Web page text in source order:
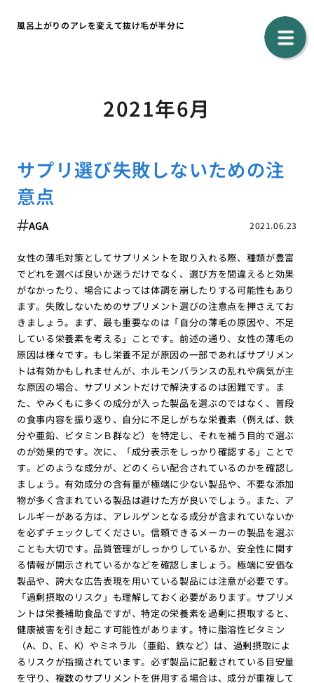
風呂上がりのアレを変えて抜け毛が半分に
2021年6月
サプリ選び失敗しないための注
意点
2021.06.23
AGA
女性の薄毛対策としてサプリメントを取り入れる際、種類が豊富
でどれを選べば良いか迷うだけでなく、選び方を間違えると効果
がなかったり、場合によっては体調を崩したりする可能性もあり
ます。失敗しないためのサプリメント選びの注意点を押さえてお
きましょう。まず、最も重要なのは「自分の薄毛の原因や、不足
している栄養素を考える」ことです。前述の通り、女性の薄毛の
原因は様々です。もし栄養不足が原因の一部であればサプリメン
トは有効かもしれませんが、ホルモンバランスの乱れや病気が主
な原因の場合、サプリメントだけで解決するのは困難です。ま
た、やみくもに多くの成分が入った製品を選ぶのではなく、普段
の食事内容を振り返り、自分に不足しがちな栄養素（例えば、鉄
分や亜鉛、ビタミンＢ群など）を特定し、それを補う目的で選ぶ
のが効果的です。次に、「成分表示をしっかり確認する」ことで
す。どのような成分が、どのくらい配合されているのかを確認し
ましょう。有効成分の含有量が極端に少ない製品や、不要な添加
物が多く含まれている製品は避けた方が良いでしょう。また、ア
レルギーがある方は、アレルゲンとなる成分が含まれていないか
を必ずチェックしてください。信頼できるメーカーの製品を選ぶ
ことも大切です。品質管理がしっかりしているか、安全性に関す
る情報が開示されているかなどを確認しましょう。極端に安価な
製品や、誇大な広告表現を用いている製品には注意が必要です。
「過剰摂取のリスク」も理解しておく必要があります。サプリメ
ントは栄養補助食品ですが、特定の栄養素を過剰に摂取すると、
健康被害を引き起こす可能性があります。特に脂溶性ビタミン
（A、D、E、K）やミネラル（亜鉛、鉄など）は、過剰摂取によ
るリスクが指摘されています。必ず製品に記載されている目安量
を守り、複数のサプリメントを併用する場合は、成分が重複して